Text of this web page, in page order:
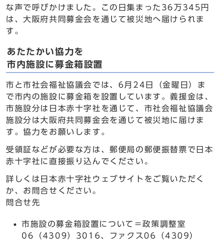
な声で呼びかけました。この日集まった36万345円
は、大阪府共同募金会を通じて被災地へ届けられま
す。
あたたかい協力を
市内施設に募金箱設置
市と市社会福祉協議会では、6月24日（金曜日）ま
で市内の施設に募金箱を設置しています。義援金は、
市施設分は日本赤十字社を通じて、市社会福祉協議会
施設分は大阪府共同募金会を通じて被災地に届けま
す。協力をお願いします。
受領証などが必要な方は、郵便局の郵便振替票で日本
赤十字社に直接振り込んでください。
詳しくは日本赤十字社ウェブサイトをご覧いただく
か、お問合せください。
問合せ先
市施設の募金箱設置について＝政策調整室
06（4309）3016、ファクス06（4309）